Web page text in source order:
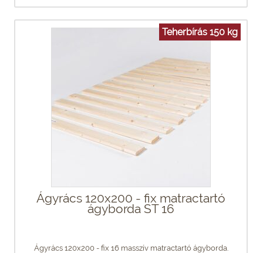
Teherbírás 150 kg
Ágyrács 120x200 - fix matractartó
ágyborda ST 16
Ágyrács 120x200 - fix 16 masszív matractartó ágyborda.